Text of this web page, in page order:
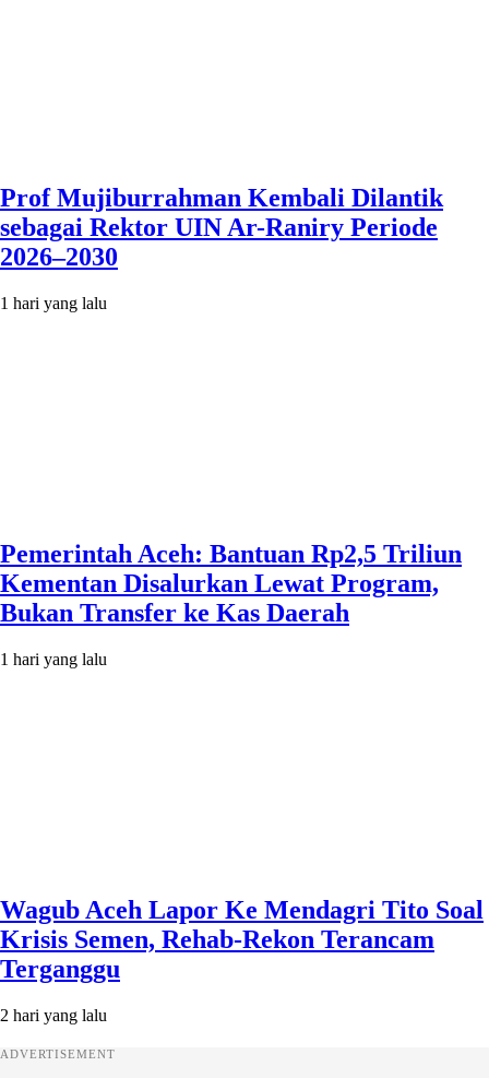
Prof Mujiburrahman Kembali Dilantik
sebagai Rektor UIN Ar-Raniry Periode
2026–2030
1 hari yang lalu
Pemerintah Aceh: Bantuan Rp2,5 Triliun
Kementan Disalurkan Lewat Program,
Bukan Transfer ke Kas Daerah
1 hari yang lalu
Wagub Aceh Lapor Ke Mendagri Tito Soal
Krisis Semen, Rehab-Rekon Terancam
Terganggu
2 hari yang lalu
ADVERTISEMENT